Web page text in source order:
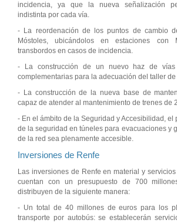
incidencia, ya que la nueva señalización
indistinta por cada vía.
- La reordenación de los puntos de cambio
Móstoles, ubicándolos en estaciones con
transbordos en casos de incidencia.
- La construcción de un nuevo haz de vías
complementarias para la adecuación del taller
- La construcción de la nueva base de
capaz de atender al mantenimiento de trenes de
- En el ámbito de la Seguridad y Accesibilidad, el
de la seguridad en túneles para evacuaciones y
de la red sea plenamente accesible.
Inversiones de Renfe
Las inversiones de Renfe en material y
cuentan con un presupuesto de 700
distribuyen de la siguiente manera:
- Un total de 40 millones de euros para los
transporte por autobús: se establecerán